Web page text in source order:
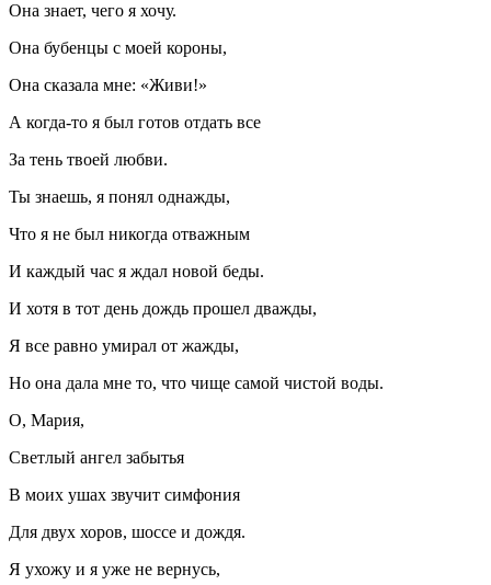
Она знает, чего я хочу.
Она бубенцы с моей короны,
Она сказала мне: «Живи!»
А когда-то я был готов отдать все
За тень твоей любви.
Ты знаешь, я понял однажды,
Что я не был никогда отважным
И каждый час я ждал новой беды.
И хотя в тот день дождь прошел дважды,
Я все равно умирал от жажды,
Но она дала мне то, что чище самой чистой воды.
О, Мария,
Светлый ангел забытья
В моих ушах звучит симфония
Для двух хоров, шоссе и дождя.
Я ухожу и я уже не вернусь,